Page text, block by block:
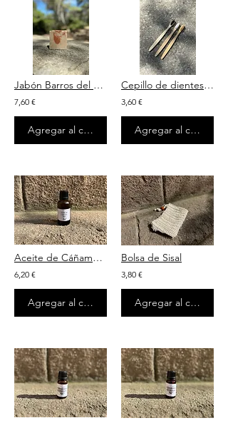
Jabón Barros del Mar Muerto
7,60 €
Agregar al carrito
Cepillo de dientes de bambú
3,60 €
Agregar al carrito
Aceite de Cáñamo BIO
6,20 €
Agregar al carrito
Bolsa de Sisal
3,80 €
Agregar al carrito